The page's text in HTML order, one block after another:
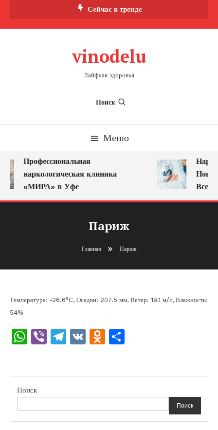
Сейчас в тренде
vinodelu
Лайфхак здоровья
Поиск
Меню
Профессиональная
наркологическая клиника
«МИРА» в Уфе
Париж
Главная Париж
Температура: -26.6°C, Осадки: 207.5 мм, Ветер: 19.1 м/с, Влажность:
54%
WhatsApp
ViberTelegram
VK Odnoklassniki
Поиск
Поиск